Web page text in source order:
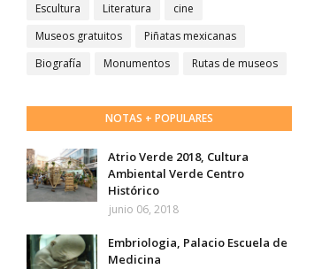
Escultura
Literatura
cine
Museos gratuitos
Piñatas mexicanas
Biografía
Monumentos Rutas de museos
NOTAS + POPULARES
Atrio Verde 2018, Cultura
Ambiental Verde Centro
Histórico
junio 06, 2018
Embriologia, Palacio Escuela de
Medicina